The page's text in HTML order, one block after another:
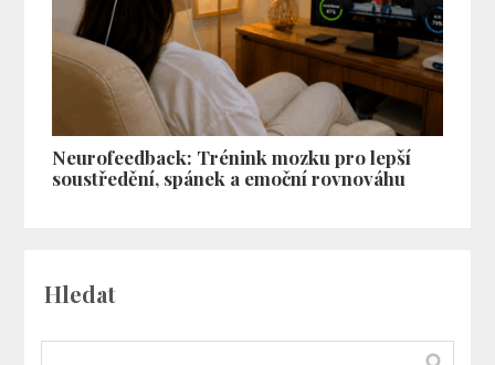
Neurofeedback: Trénink mozku pro lepší
soustředění, spánek a emoční rovnováhu
Hledat